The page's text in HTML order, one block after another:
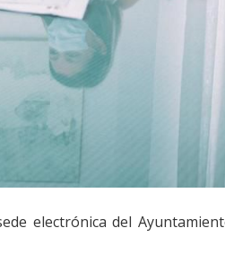
electrónica del